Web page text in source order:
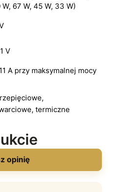
W, 67 W, 45 W, 33 W)
V
A przy maksymalnej mocy
termiczne
opinię